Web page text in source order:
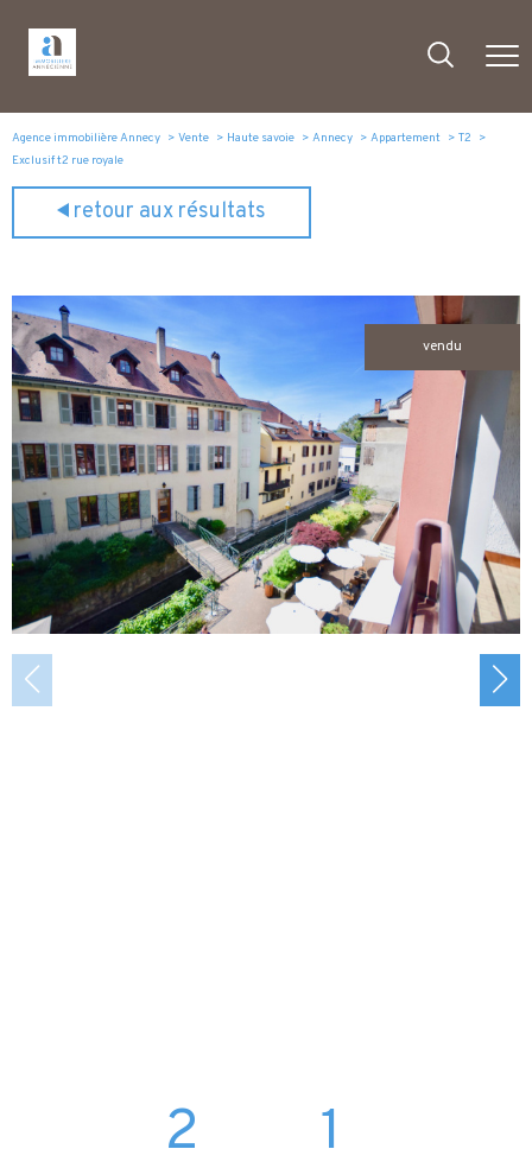
Agence immobilière Annecy Vente Haute savoie Annecy Appartement
T2
Exclusif t2 rue royale
retour aux résultats
vendu
2 1